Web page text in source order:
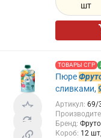
шт
ТОВАРЫ СГР
Пюре
сливками,
Артикул: 69/
Бренд:
Короб: 12 шт